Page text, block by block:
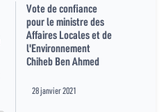
Vote de confiance
pour le ministre des
Affaires Locales et de
l'Environnement
Chiheb Ben Ahmed
28 janvier 2021